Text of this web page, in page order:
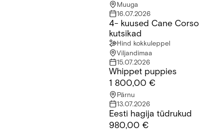
Muuga
16.07.2026
4- kuused Cane Corso kutsikad4- kuused Cane Corso
kutsikad
Hind kokkuleppel
Viljandimaa
15.07.2026
Whippet puppies
1 800,00 €
Pärnu
13.07.2026
Eesti hagija tüdrukud
980,00 €